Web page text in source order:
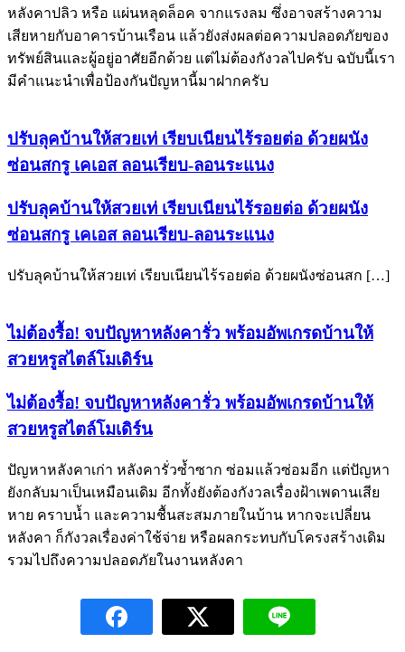
หลังคาปลิว หรือ แผ่นหลุดล็อค จากแรงลม ซึ่งอาจสร้างความ
เสียหายกับอาคารบ้านเรือน แล้วยังส่งผลต่อความปลอดภัยของ
ทรัพย์สินและผู้อยู่อาศัยอีกด้วย แต่ไม่ต้องกังวลไปครับ ฉบับนี้เรา
มีคำแนะนำเพื่อป้องกันปัญหานี้มาฝากครับ
ปรับลุคบ้านให้สวยเท่ เรียบเนียนไร้รอยต่อ ด้วยผนัง
ซ่อนสกรู เคเอส ลอนเรียบ-ลอนระแนง
ปรับลุคบ้านให้สวยเท่ เรียบเนียนไร้รอยต่อ ด้วยผนัง
ซ่อนสกรู เคเอส ลอนเรียบ-ลอนระแนง
ปรับลุคบ้านให้สวยเท่ เรียบเนียนไร้รอยต่อ ด้วยผนังซ่อนสก […]
ไม่ต้องรื้อ! จบปัญหาหลังคารั่ว พร้อมอัพเกรดบ้านให้
สวยหรูสไตล์โมเดิร์น
ไม่ต้องรื้อ! จบปัญหาหลังคารั่ว พร้อมอัพเกรดบ้านให้
สวยหรูสไตล์โมเดิร์น
ปัญหาหลังคาเก่า หลังคารั่วซ้ำซาก ซ่อมแล้วซ่อมอีก แต่ปัญหา
ยังกลับมาเป็นเหมือนเดิม อีกทั้งยังต้องกังวลเรื่องฝ้าเพดานเสีย
หาย คราบน้ำ และความชื้นสะสมภายในบ้าน หากจะเปลี่ยน
หลังคา ก็กังวลเรื่องค่าใช้จ่าย หรือผลกระทบกับโครงสร้างเดิม
รวมไปถึงความปลอดภัยในงานหลังคา